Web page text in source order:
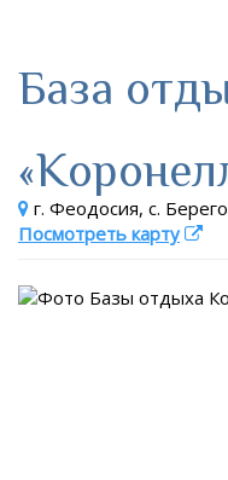
База
г. Феодосия, с.
Посмотреть карту